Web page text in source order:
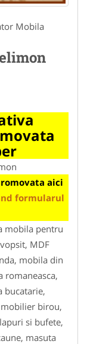
Mobila
aici
formularul
mobila pentru
MDF
mobila din
romaneasca,
bucatarie,
birou,
si bufete,
masuta